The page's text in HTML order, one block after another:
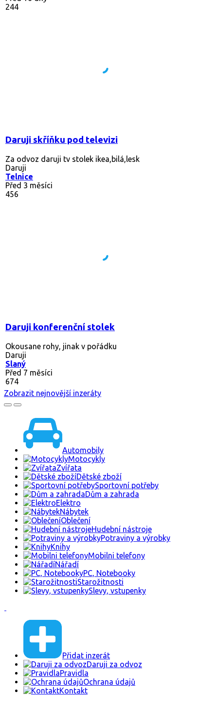
244
Daruji skříňku pod televizi
Za odvoz daruji tv stolek ikea,bilá,lesk
Daruji
Telnice
Před 3 měsíci
456
Daruji konferenční stolek
Okousane rohy, jinak v pořádku
Daruji
Slaný
Před 7 měsíci
674
Zobrazit nejnovější inzeráty
Automobily
Motocykly
Zvířata
Dětské zboží
Sportovní potřeby
Dům a zahrada
Elektro
Nábytek
Oblečení
Hudební nástroje
Potraviny a výrobky
Knihy
Mobilni telefony
Nářadí
PC, Notebooky
Starožitnosti
Slevy, vstupenky
Přidat inzerát
Daruji za odvoz
Pravidla
Ochrana údajů
Kontakt